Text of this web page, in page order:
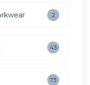
2
43
73